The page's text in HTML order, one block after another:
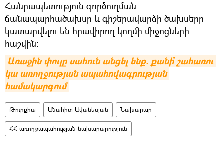
Հանրապետություն գործուղման
ճանապարհածախսը և գիշերավարձի ծախսերը
կատարվելու են հրավիրող կողմի միջոցների
հաշվին:
Առաջին փուլը սահուն անցել ենք. քանի՞ շահառու
կա առողջության ապահովագրության
համակարգում
Թուրքիա Անահիտ Ավանեսյան Նախարար
ՀՀ առողջապահության նախարարություն